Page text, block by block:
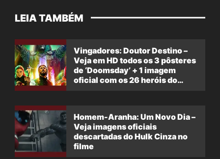
LEIA TAMBÉM
Vingadores: Doutor Destino –
Veja em HD todos os 3 pôsteres
de ‘Doomsday’ + 1 imagem
oficial com os 26 heróis do
Homem-Aranha: Um Novo Dia –
Veja imagens oficiais
descartadas do Hulk Cinza no
filme